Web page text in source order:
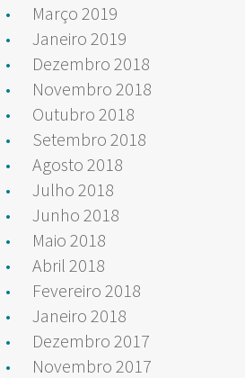
Março 2019
Janeiro 2019
Dezembro 2018
Novembro 2018
Outubro 2018
Setembro 2018
Agosto 2018
Julho 2018
Junho 2018
Maio 2018
Abril 2018
Fevereiro 2018
Janeiro 2018
Dezembro 2017
Novembro 2017